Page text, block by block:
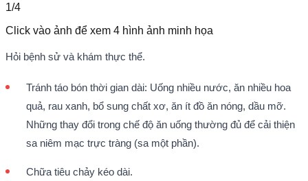
1/4
Click vào ảnh để xem 4 hình ảnh minh họa
Hỏi bệnh sử và khám thực thể.
Tránh táo bón thời gian dài: Uống nhiều nước, ăn nhiều hoa
quả, rau xanh, bổ sung chất xơ, ăn ít đồ ăn nóng, dầu mỡ.
Những thay đổi trong chế độ ăn uống thường đủ để cải thiện
sa niêm mạc trực tràng (sa một phần).
Chữa tiêu chảy kéo dài.